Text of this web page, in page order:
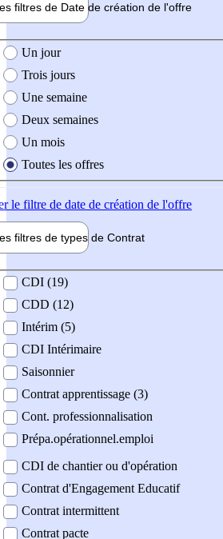
filtres de Date de création de l'offre
création de l'offre
Un jour
Trois jours
Une semaine
Deux semaines
Un mois
Toutes les offres
le filtre de date de création de l'offre
filtres de types de Contrat
contrat
CDI (19)
CDD (12)
Intérim (5)
CDI Intérimaire
Saisonnier
Contrat apprentissage (3)
Cont. professionnalisation
Prépa.opérationnel.emploi
CDI de chantier ou d'opération
Contrat d'Engagement Educatif
Contrat intermittent
Contrat pacte